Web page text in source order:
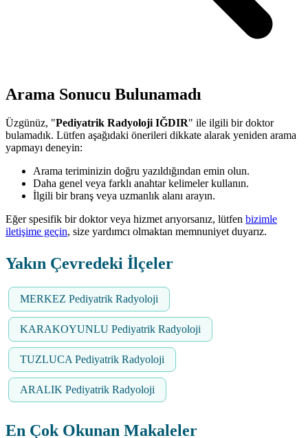
Arama Sonucu Bulunamadı
Üzgünüz, "Pediyatrik Radyoloji IĞDIR" ile ilgili bir doktor
bulamadık. Lütfen aşağıdaki önerileri dikkate alarak yeniden arama
yapmayı deneyin:
Arama teriminizin doğru yazıldığından emin olun.
Daha genel veya farklı anahtar kelimeler kullanın.
İlgili bir branş veya uzmanlık alanı arayın.
Eğer spesifik bir doktor veya hizmet arıyorsanız, lütfen bizimle
iletişime geçin, size yardımcı olmaktan memnuniyet duyarız.
Yakın Çevredeki İlçeler
MERKEZ Pediyatrik Radyoloji
KARAKOYUNLU Pediyatrik Radyoloji
TUZLUCA Pediyatrik Radyoloji
ARALIK Pediyatrik Radyoloji
En Çok Okunan Makaleler